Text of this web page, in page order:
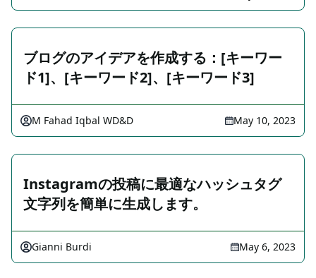
ブログのアイデアを作成する：[キーワー
ド1]、[キーワード2]、[キーワード3]
M Fahad Iqbal WD&D May 10, 2023
Instagramの投稿に最適なハッシュタグ
文字列を簡単に生成します。
Gianni Burdi May 6, 2023